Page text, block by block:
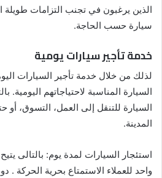
الذين يرغبون في تجنب التزامات
سيارة حسب الحاجة.
خدمة تأجير سيارات يومية
لذلك من خلال خدمة تأجير السيارات
السيارة المناسبة لاحتياجاتهم اليومية.
السيارة للتنقل إلى العمل، التسوق، أو
المدينة.
استئجار السيارات لمدة يوم: بالتالى يتيح
واحد للعملاء الاستمتاع بحرية الحركة